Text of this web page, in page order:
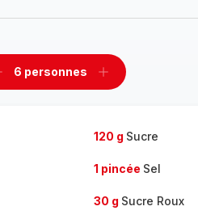
complète
Supprimer
6 personnes
Ajouter
120 g Sucre
1 pincée Sel
30 g Sucre Roux